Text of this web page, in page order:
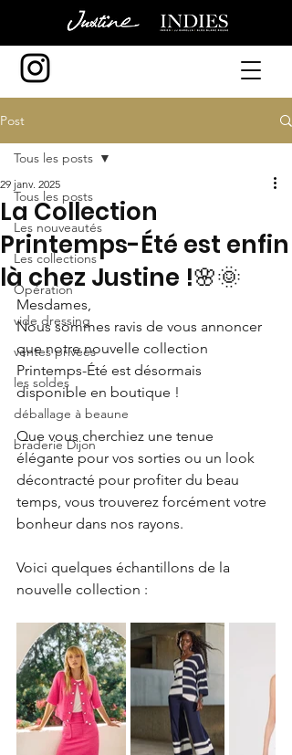
Post
Tous les posts
Les nouveautés
Les collections
Opération
vide dressing
ventes privées
les soldes
déballage à beaune
braderie Dijon
Tous les posts
La Collection
Printemps-Été est enfin
là chez Justine !🌸🌞
29 janv. 2025
Mesdames,
Nous sommes ravis de vous annoncer
que notre nouvelle collection
Printemps-Été est désormais
disponible en boutique !
Que vous cherchiez une tenue
élégante pour vos sorties ou un look
décontracté pour profiter du beau
temps, vous trouverez forcément votre
bonheur dans nos rayons.
Voici quelques échantillons de la
nouvelle collection :